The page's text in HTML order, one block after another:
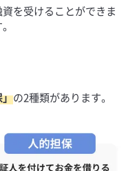
を受けることができま
」の2種類があります。